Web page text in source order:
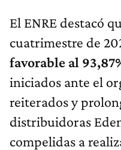
El ENRE destacó
cuatrimestre de
favorable al
iniciados ante el
reiterados y
distribuidoras
compelidas a